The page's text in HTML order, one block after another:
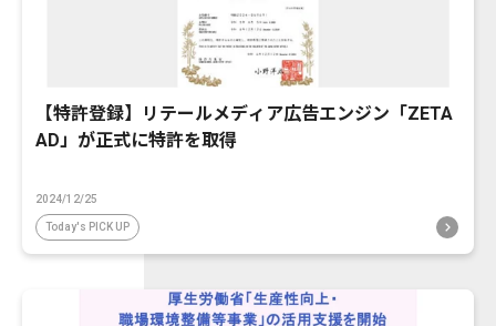
【特許登録】リテールメディア広告エンジン「ZETA
AD」が正式に特許を取得
2024/12/25
Today's PICK UP